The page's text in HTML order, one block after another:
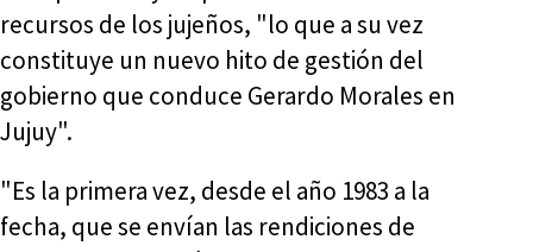
recursos de los jujeños, "lo que a su vez
constituye un nuevo hito de gestión del
gobierno que conduce Gerardo Morales en
Jujuy".
"Es la primera vez, desde el año 1983 a la
fecha, que se envían las rendiciones de